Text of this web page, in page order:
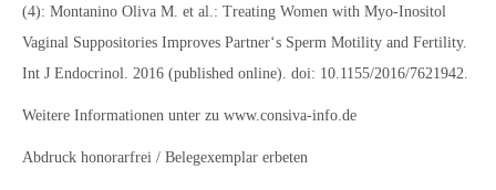
(4): Montanino Oliva M. et al.: Treating Women with Myo-Inositol
Vaginal Suppositories Improves Partner‘s Sperm Motility and Fertility.
Int J Endocrinol. 2016 (published online). doi: 10.1155/2016/7621942.
Weitere Informationen unter zu www.consiva-info.de
Abdruck honorarfrei / Belegexemplar erbeten